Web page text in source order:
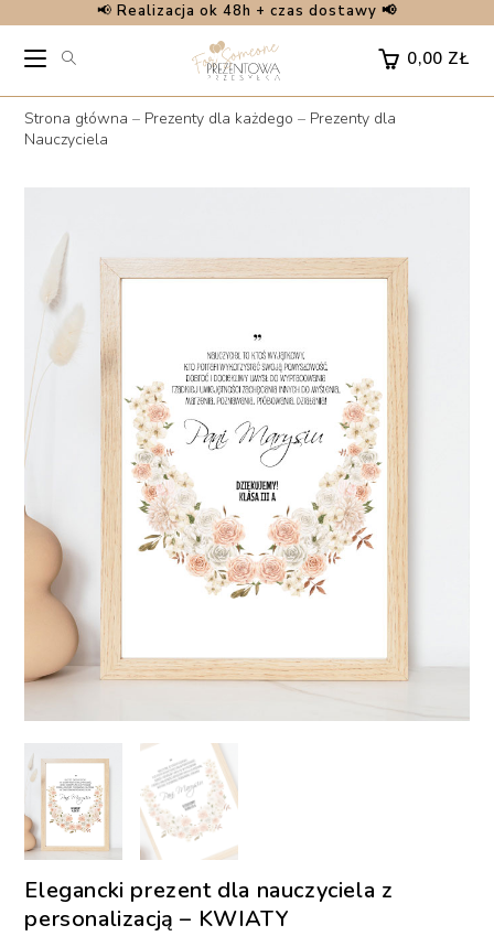
content
📢 Realizacja ok 48h + czas dostawy 📢
0,00 ZŁ
Strona główna – Prezenty dla każdego – Prezenty dla
Nauczyciela
Elegancki prezent dla nauczyciela z
personalizacją – KWIATY